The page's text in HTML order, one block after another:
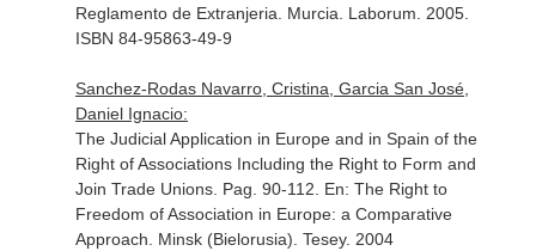
Reglamento de Extranjeria . Murcia. Laborum. 2005.
ISBN 84-95863-49-9
Sanchez-Rodas Navarro, Cristina, Garcia San José,
Daniel Ignacio:
The Judicial Application in Europe and in Spain of the
Right of Associations Including the Right to Form and
Join Trade Unions. Pag. 90-112. En: The Right to
Freedom of Association in Europe: a Comparative
Approach . Minsk (Bielorusia). Tesey. 2004